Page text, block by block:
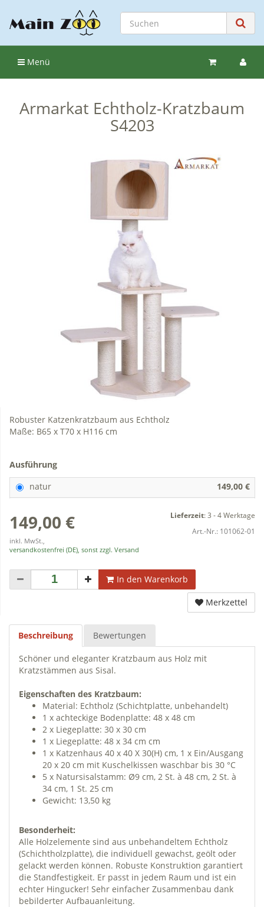
Menü
Armarkat Echtholz-Kratzbaum
S4203
Robuster Katzenkratzbaum aus Echtholz
Maße: B65 x T70 x H116 cm
Ausführung
natur
149,00 €
149,00 €
inkl. MwSt.,
versandkostenfrei (DE), sonst zzgl. Versand
Lieferzeit: 3 - 4 Werktage
Art.-Nr.: 101062-01
In den Warenkorb
Merkzettel
Beschreibung Bewertungen
Schöner und eleganter Kratzbaum aus Holz mit
Kratzstämmen aus Sisal.
Eigenschaften des Kratzbaum:
Material: Echtholz (Schichtplatte, unbehandelt)
1 x achteckige Bodenplatte: 48 x 48 cm
2 x Liegeplatte: 30 x 30 cm
1 x Liegeplatte: 48 x 34 cm cm
1 x Katzenhaus 40 x 40 X 30(H) cm, 1 x Ein/Ausgang
20 x 20 cm mit Kuschelkissen waschbar bis 30 °C
5 x Natursisalstamm: Ø9 cm, 2 St. à 48 cm, 2 St. à
34 cm, 1 St. 25 cm
Gewicht: 13,50 kg
Besonderheit:
Alle Holzelemente sind aus unbehandeltem Echtholz
(Schichtholzplatte), die individuell gewachst, geölt oder
gelackt werden können. Robuste Konstruktion garantiert
die Standfestigkeit. Er passt in jedem Raum und ist ein
echter Hingucker! Sehr einfacher Zusammenbau dank
bebilderter Aufbauanleitung.